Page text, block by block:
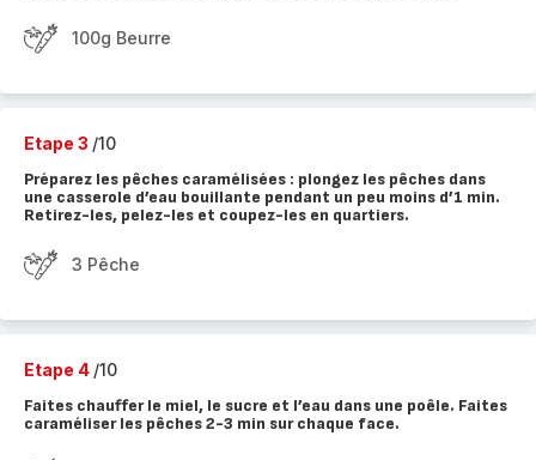
100g Beurre
Etape 3 /10
Préparez les pêches caramélisées : plongez les pêches dans
une casserole d’eau bouillante pendant un peu moins d’1 min.
Retirez-les, pelez-les et coupez-les en quartiers.
3 Pêche
Etape 4 /10
Faites chauffer le miel, le sucre et l’eau dans une poêle. Faites
caraméliser les pêches 2-3 min sur chaque face.